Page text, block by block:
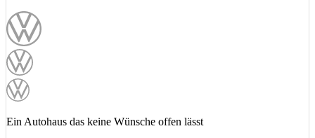
Ein Autohaus das keine Wünsche offen lässt